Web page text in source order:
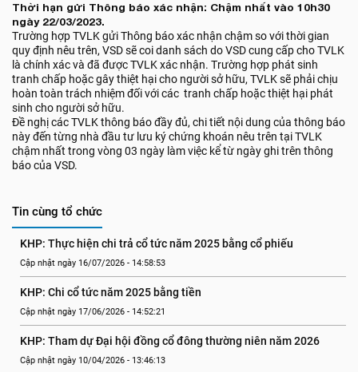
Thời hạn gửi Thông báo xác nhận: Chậm nhất vào 10h30
ngày 22/03/2023.
Trường hợp TVLK gửi Thông báo xác nhận chậm so với thời gian
quy định nêu trên, VSD sẽ coi danh sách do VSD cung cấp cho TVLK
là chính xác và đã được TVLK xác nhận. Trường hợp phát sinh
tranh chấp hoặc gây thiệt hại cho người sở hữu, TVLK sẽ phải chịu
hoàn toàn trách nhiệm đối với các tranh chấp hoặc thiệt hại phát
sinh cho người sở hữu.
Đề nghị các TVLK thông báo đầy đủ, chi tiết nội dung của thông báo
này đến từng nhà đầu tư lưu ký chứng khoán nêu trên tại TVLK
chậm nhất trong vòng 03 ngày làm việc kể từ ngày ghi trên thông
báo của VSD.
Tin cùng tổ chức
KHP: Thực hiện chi trả cổ tức năm 2025 bằng cổ phiếu
Cập nhật ngày 16/07/2026 - 14:58:53
KHP: Chi cổ tức năm 2025 bằng tiền
Cập nhật ngày 17/06/2026 - 14:52:21
KHP: Tham dự Đại hội đồng cổ đông thường niên năm 2026
Cập nhật ngày 10/04/2026 - 13:46:13